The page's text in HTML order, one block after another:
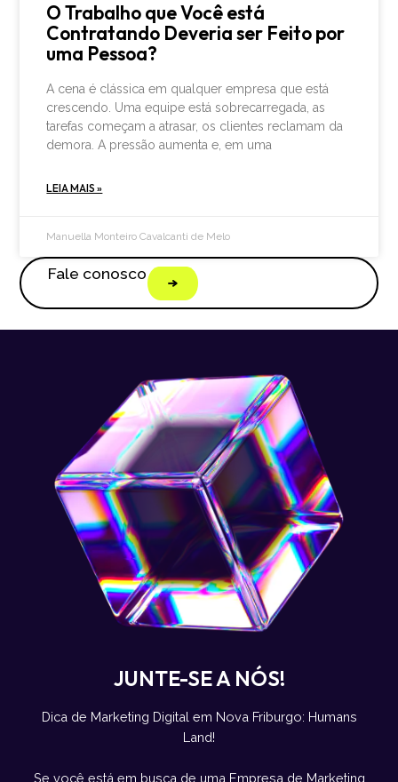
O Trabalho que Você está
Contratando Deveria ser Feito por
uma Pessoa?
A cena é clássica em qualquer empresa que está
crescendo. Uma equipe está sobrecarregada, as
tarefas começam a atrasar, os clientes reclamam da
demora. A pressão aumenta e, em uma
LEIA MAIS »
Manuella Monteiro Cavalcanti de Melo
Fale conosco
JUNTE-SE A NÓS!
Dica de Marketing Digital em Nova Friburgo: Humans
Land!
Se você está em busca de uma Empresa de Marketing